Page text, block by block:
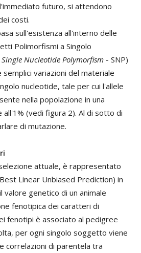
futuro, si attendono
costi.
sull'esistenza all'interno delle
Polimorfismi a Singolo
Single Nucleotide Polymorfism - SNP)
semplici variazioni del materiale
nucleotide, tale per cui l'allele
nella popolazione in una
(vedi figura 2). Al di sotto di
di mutazione.
attuale, è rappresentato
Linear Unbiased Prediction) in
valore genetico di un animale
fenotipica dei caratteri di
fenotipi è associato al pedigree
per ogni singolo soggetto viene
correlazioni di parentela tra